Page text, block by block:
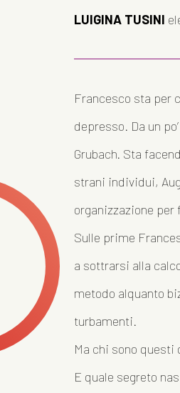
LUIGINA TUSINI
Francesco sta per
depresso. Da un
Grubach. Sta
strani individui,
organizzazione
Sulle prime
a sottrarsi alla
metodo alquanto
turbamenti.
Ma chi sono
E quale segreto